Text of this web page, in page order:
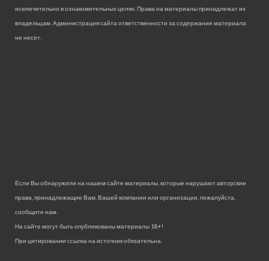
исключительно в ознакомительных целях. Права на материалы принадлежат их
владельцам. Администрация сайта ответственности за содержание материала
не несет.
Если Вы обнаружили на нашем сайте материалы, которые нарушают авторские
права, принадлежащие Вам, Вашей компании или организации, пожалуйста,
сообщите нам.
На сайте могут быть опубликованы материалы 18+!
При цитировании ссылка на источник обязательна.